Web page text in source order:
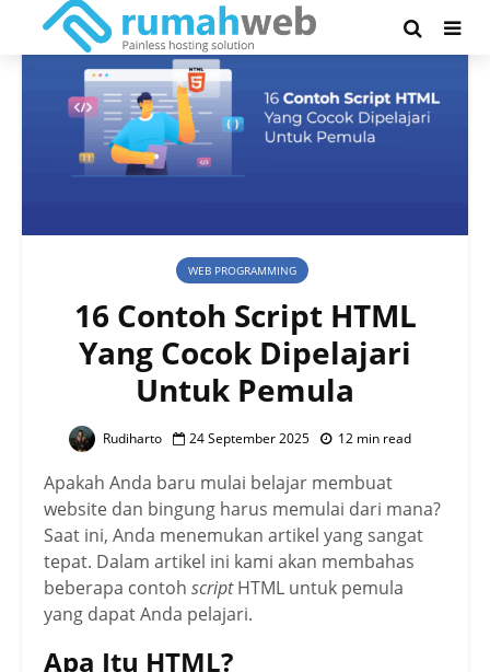
WEB PROGRAMMING
16 Contoh Script HTML
Yang Cocok Dipelajari
Untuk Pemula
Rudiharto 24 September 2025 12 min read
Apakah Anda baru mulai belajar membuat
website dan bingung harus memulai dari mana?
Saat ini, Anda menemukan artikel yang sangat
tepat. Dalam artikel ini kami akan membahas
beberapa contoh scriptHTML untuk pemula
yang dapat Anda pelajari.
Apa Itu HTML?